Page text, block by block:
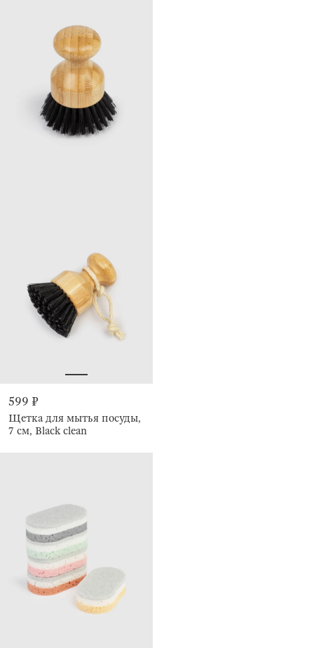
599 ₽
Щетка для мытья посуды,
7 см, Black clean